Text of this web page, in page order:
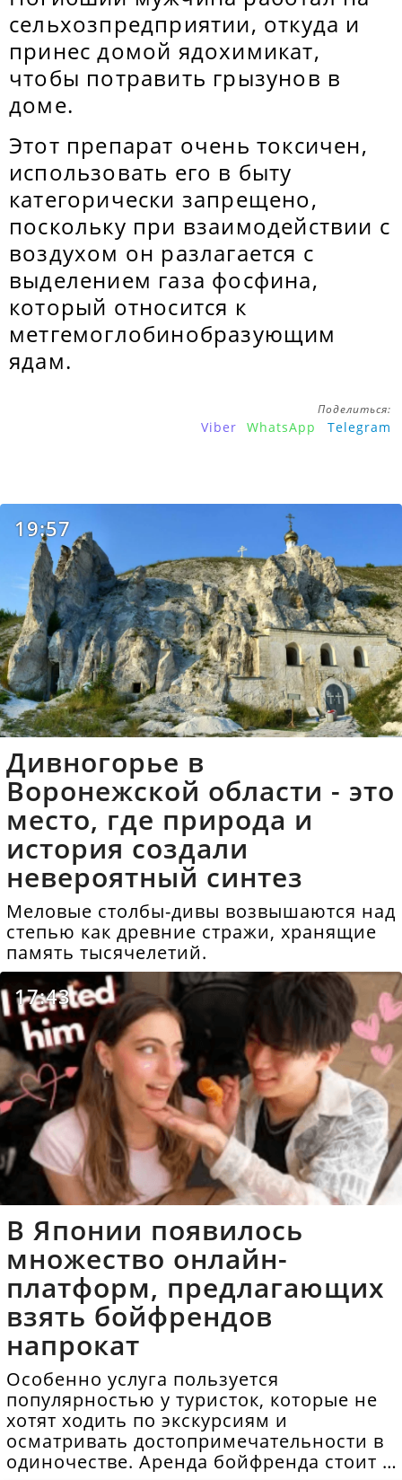
сельхозпредприятии, откуда и
принес домой ядохимикат,
чтобы потравить грызунов в
доме.
Этот препарат очень токсичен,
использовать его в быту
категорически запрещено,
поскольку при взаимодействии с
воздухом он разлагается с
выделением газа фосфина,
который относится к
метгемоглобинобразующим
ядам.
Поделиться:
Viber WhatsApp Telegram
19:57
Дивногорье в
Воронежской области - это
место, где природа и
история создали
невероятный синтез
Меловые столбы-дивы возвышаются над
степью как древние стражи, хранящие
память тысячелетий.
17:43
В Японии появилось
множество онлайн-
платформ, предлагающих
взять бойфрендов
напрокат
Особенно услуга пользуется
популярностью у туристок, которые не
хотят ходить по экскурсиям и
осматривать достопримечательности в
одиночестве. Аренда бойфренда стоит в